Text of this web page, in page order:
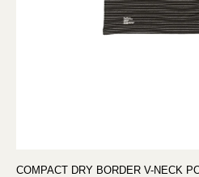
COMPACT DRY BORDER V-NECK